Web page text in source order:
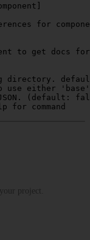
for
to get docs
for
directory.
use either 'base'
(default:
for command
project.